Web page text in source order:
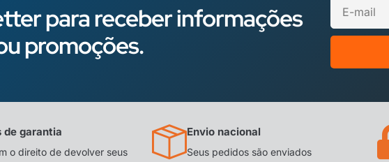
para receber informações
promoções.
de garantia
o direito de devolver seus
Envio nacional
Seus pedidos são enviados